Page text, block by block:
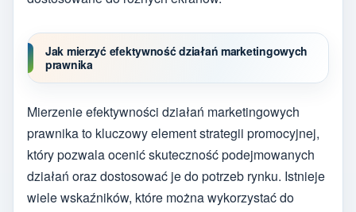
Jak mierzyć efektywność działań marketingowych
prawnika
Mierzenie efektywności działań marketingowych
prawnika to kluczowy element strategii promocyjnej,
który pozwala ocenić skuteczność podejmowanych
działań oraz dostosować je do potrzeb rynku. Istnieje
wiele wskaźników, które można wykorzystać do